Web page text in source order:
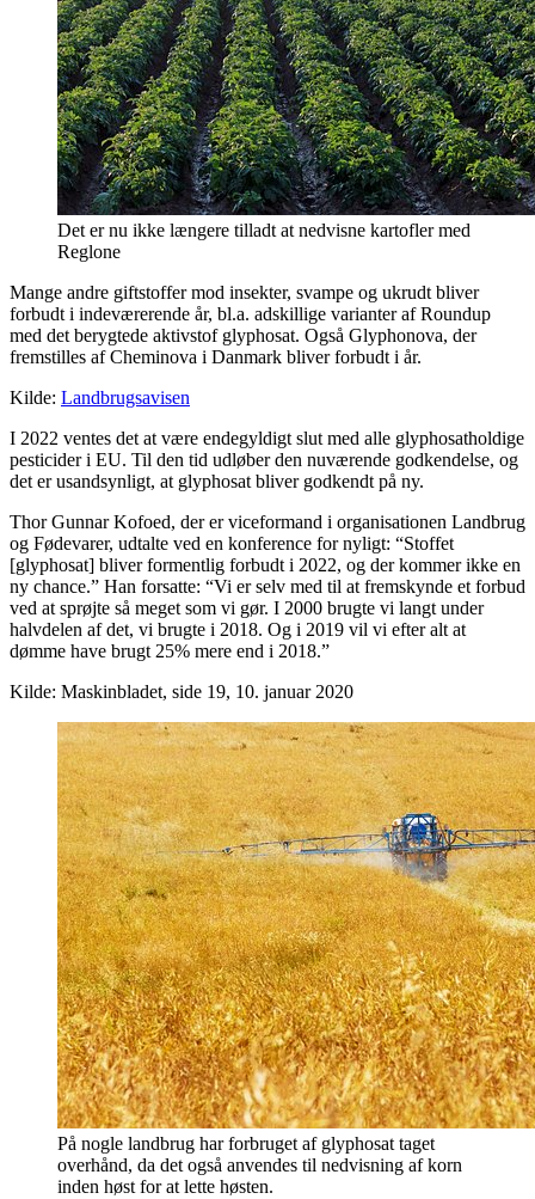
Det er nu ikke længere tilladt at nedvisne kartofler med
Reglone
Mange andre giftstoffer mod insekter, svampe og ukrudt bliver
forbudt i indeværerende år, bl.a. adskillige varianter af Roundup
med det berygtede aktivstof glyphosat. Også Glyphonova, der
fremstilles af Cheminova i Danmark bliver forbudt i år.
Kilde: Landbrugsavisen
I 2022 ventes det at være endegyldigt slut med alle glyphosatholdige
pesticider i EU. Til den tid udløber den nuværende godkendelse, og
det er usandsynligt, at glyphosat bliver godkendt på ny.
Thor Gunnar Kofoed, der er viceformand i organisationen Landbrug
og Fødevarer, udtalte ved en konference for nyligt: “Stoffet
[glyphosat] bliver formentlig forbudt i 2022, og der kommer ikke en
ny chance.” Han forsatte: “Vi er selv med til at fremskynde et forbud
ved at sprøjte så meget som vi gør. I 2000 brugte vi langt under
halvdelen af det, vi brugte i 2018. Og i 2019 vil vi efter alt at
dømme have brugt 25% mere end i 2018.”
Kilde: Maskinbladet, side 19, 10. januar 2020
På nogle landbrug har forbruget af glyphosat taget
overhånd, da det også anvendes til nedvisning af korn
inden høst for at lette høsten.